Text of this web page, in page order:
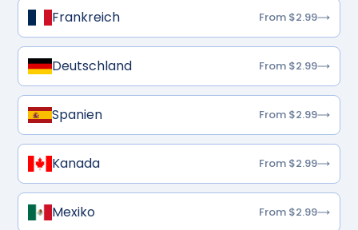
Frankreich From $2.99
Deutschland From $2.99
Spanien From $2.99
Kanada From $2.99
Mexiko From $2.99